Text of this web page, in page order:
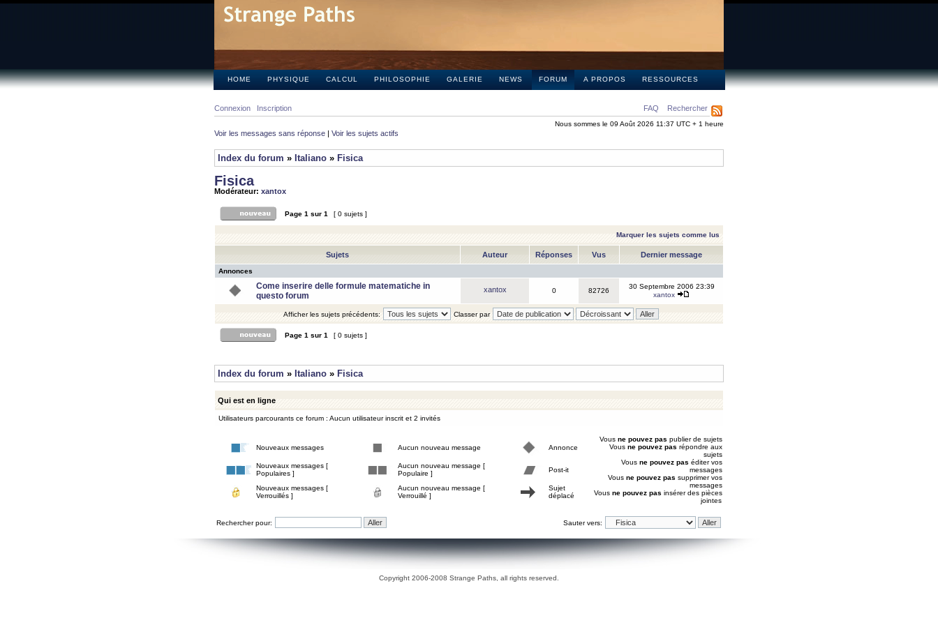
HOME PHYSIQUE CALCUL PHILOSOPHIE GALERIE NEWS FORUM A PROPOS RESSOURCES
FAQ Rechercher
Connexion Inscription
Nous sommes le 09 Août 2026 11:37 UTC + 1 heure
Voir les messages sans réponse | Voir les sujets actifs
Index du forum » Italiano » Fisica
Fisica
Modérateur: xantox
Page 1 sur 1 [ 0 sujets ]
Marquer les sujets comme lus
Sujets Auteur Réponses Vus Dernier message
Annonces
Come inserire delle formule matematiche in
questo forum
xantox 0 82726
30 Septembre 2006 23:39
xantox
Afficher les sujets précédents: Classer par
Page 1 sur 1 [ 0 sujets ]
Index du forum » Italiano » Fisica
Qui est en ligne
Utilisateurs parcourants ce forum : Aucun utilisateur inscrit et 2 invités
Nouveaux messages Aucun nouveau message Annonce
Nouveaux messages [
Populaires ]
Aucun nouveau message [
Populaire ]
Post-it
Nouveaux messages [
Verrouillés ]
Aucun nouveau message [
Verrouillé ]
Sujet
déplacé
Vous ne pouvez pas publier de sujets
Vous ne pouvez pas répondre aux
sujets
Vous ne pouvez pas éditer vos
messages
Vous ne pouvez pas supprimer vos
messages
Vous ne pouvez pas insérer des pièces
jointes
Rechercher pour: Sauter vers:
Copyright 2006-2008 Strange Paths, all rights reserved.